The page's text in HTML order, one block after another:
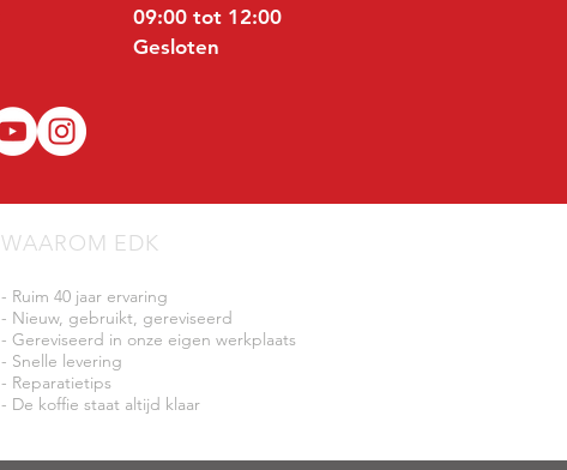
09:00 tot 12:00
Gesloten
WAAROM EDK
- Ruim 40 jaar ervaring
- Nieuw, gebruikt, gereviseerd
- Gereviseerd in onze eigen werkplaats
- Snelle levering
- Reparatietips
- De koffie staat altijd klaar